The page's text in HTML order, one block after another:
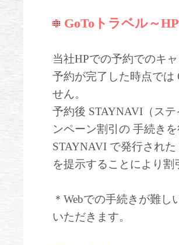
GoToトラベル～
当社HPでの予約でのキ
予約が完了した時点では
せん。
予約後 STAYNAVI（ス
ンペーン割引の ⼿続き
STAYNAVI で発⾏され
を提⽰することにより
＊Webでの手続きが難
いただきます。